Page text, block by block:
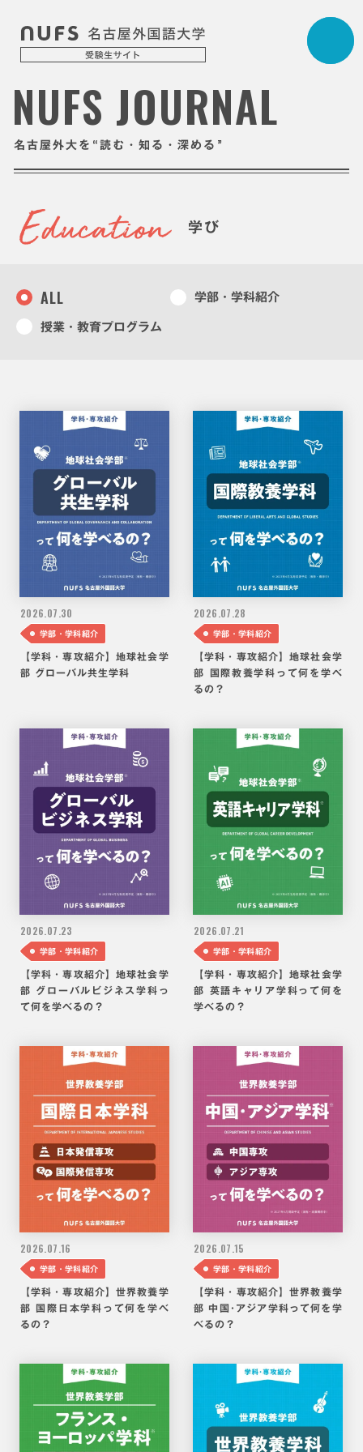
名古屋外大を “ 読む・知る・深める ”
NUFS JOURNAL
学び
ALL 学部・学科紹介
授業・教育プログラム
2026. 07.30
学部・学科紹介
【学科・専攻紹介】地球社会学
部 グローバル共生学科
2026. 07.28
学部・学科紹介
【学科・専攻紹介】地球社会学
部 国際教養学科って何を学べ
るの？
2026. 07.23
学部・学科紹介
【学科・専攻紹介】地球社会学
部 グローバルビジネス学科っ
て何を学べるの？
2026. 07.21
学部・学科紹介
【学科・専攻紹介】地球社会学
部 英語キャリア学科って何を
学べるの？
2026. 07.16
学部・学科紹介
【学科・専攻紹介】世界教養学
部 国際日本学科って何を学べ
るの？
2026. 07.15
学部・学科紹介
【学科・専攻紹介】世界教養学
部 中国･アジア学科って何を学
べるの？